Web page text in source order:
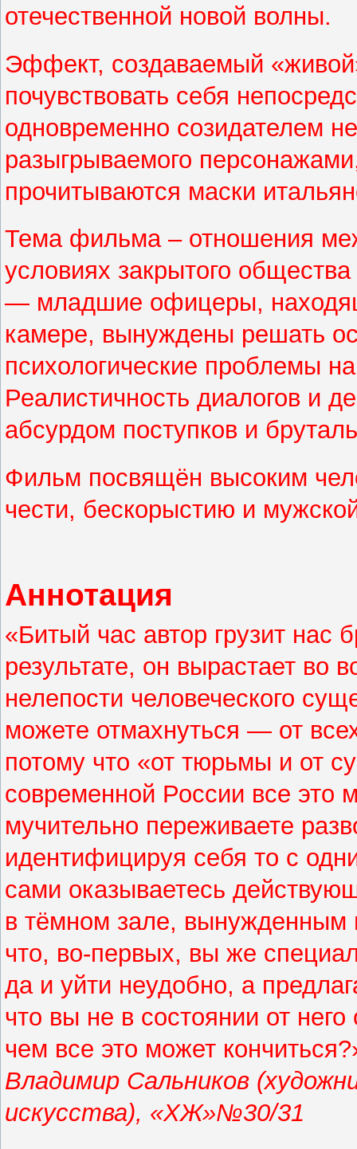
отечественной новой волны.
Эффект, создаваемый
почувствовать себя
одновременно созидателем
разыгрываемого
прочитываются маски
Тема фильма – отношения
условиях закрытого
— младшие офицеры,
камере, вынуждены решать
психологические проблемы
Реалистичность диалогов и
абсурдом поступков и
Фильм посвящён высоким
чести, бескорыстию и
Аннотация
«Битый час автор грузит
результате, он вырастает
нелепости человеческого
можете отмахнуться — от
потому что «от тюрьмы и от
современной России все
мучительно переживаете
идентифицируя себя то с
сами оказываетесь
в тёмном зале, вынужденным
что, во-первых, вы же
да и уйти неудобно, а
что вы не в состоянии от
чем все это может
Владимир Сальников
искусства), «ХЖ»№30/31